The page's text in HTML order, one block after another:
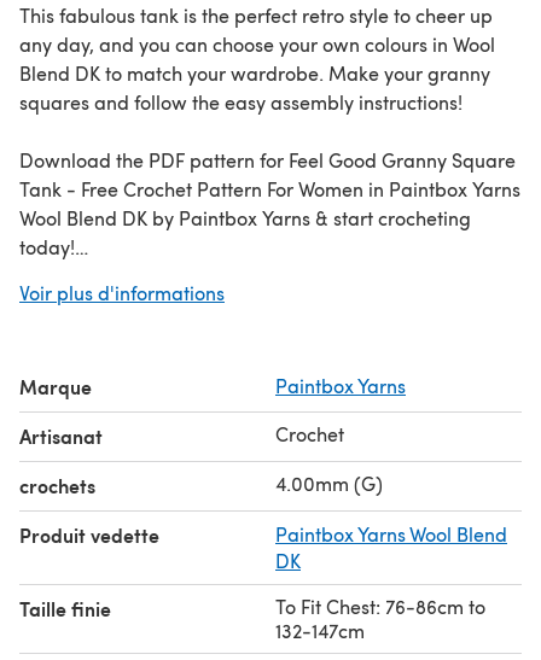
This fabulous tank is the perfect retro style to cheer up
any day, and you can choose your own colours in Wool
Blend DK to match your wardrobe. Make your granny
squares and follow the easy assembly instructions!
Download the PDF pattern for Feel Good Granny Square
Tank - Free Crochet Pattern For Women in Paintbox Yarns
Wool Blend DK by Paintbox Yarns & start crocheting
today!
Discover thousands of downloadables and
Voir plus d'informations
Marque Paintbox Yarns
Artisanat Crochet
crochets 4.00mm (G)
Produit vedette
Paintbox Yarns Wool Blend
DK
Taille finie
To Fit Chest: 76-86cm to
132-147cm